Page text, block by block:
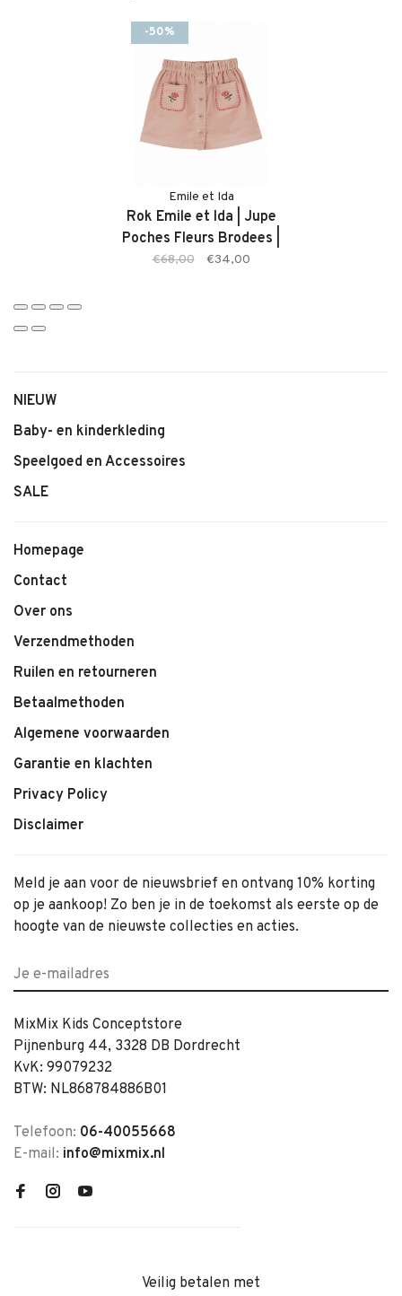
gerust contact met ons op. We adviseren je graag.
• Sweater van Emile et Ida
• Zachte en comfortabele stof
• Warm maar licht draagcomfort
• Ideaal voor dagelijks gebruik
-50%
Emile et Ida
Rok Emile et Ida | Jupe
Poches Fleurs Brodees |
Peony
€68,00 €34,00
NIEUW
Baby- en kinderkleding
Speelgoed en Accessoires
SALE
Homepage
Contact
Over ons
Verzendmethoden
Ruilen en retourneren
Betaalmethoden
Algemene voorwaarden
Garantie en klachten
Privacy Policy
Disclaimer
Meld je aan voor de nieuwsbrief en ontvang 10% korting
op je aankoop! Zo ben je in de toekomst als eerste op de
hoogte van de nieuwste collecties en acties.
MixMix Kids Conceptstore
Pijnenburg 44, 3328 DB Dordrecht
KvK: 99079232
BTW: NL868784886B01
Telefoon: 06-40055668
E-mail: info@mixmix.nl
Veilig betalen met